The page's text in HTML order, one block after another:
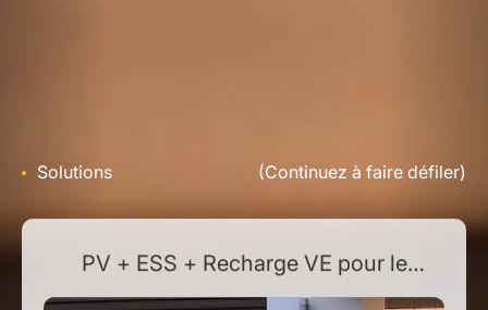
Solutions (Continuez à faire défiler)
PV + ESS + Recharge VE pour le
domicile